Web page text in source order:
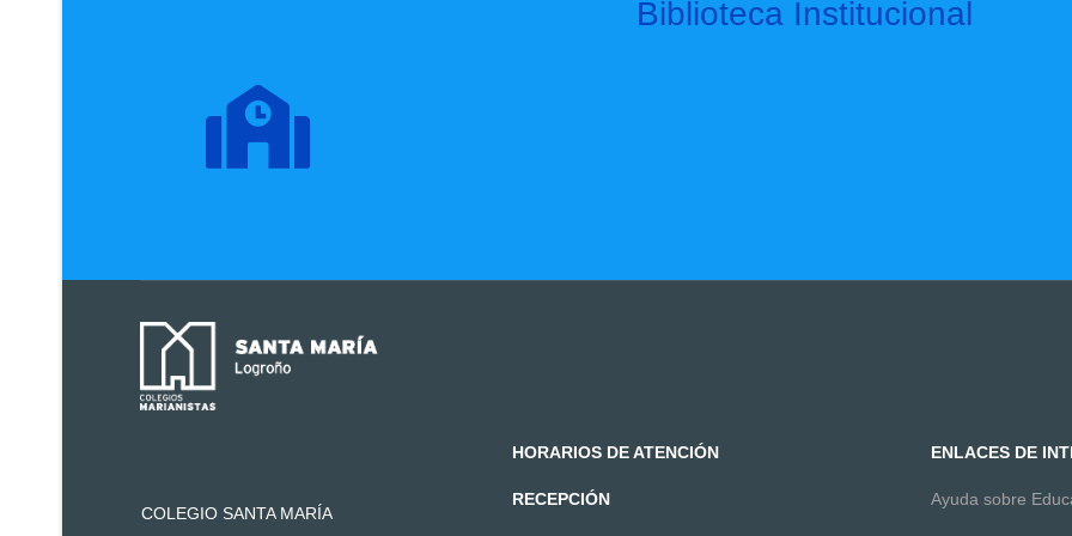
Biblioteca Institucional
COLEGIO SANTA MARÍA
HORARIOS DE ATENCIÓN ENLACES DE
RECEPCIÓN Ayuda sobre